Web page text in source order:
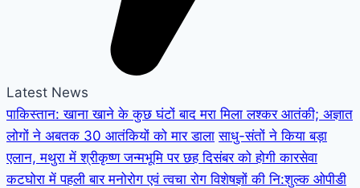
Latest News
पाकिस्तान: खाना खाने के कुछ घंटों बाद मरा मिला लश्कर आतंकी; अज्ञात
लोगों ने अबतक 30 आतंकियों को मार डाला साधु-संतों ने किया बड़ा
एलान, मथुरा में श्रीकृष्ण जन्मभूमि पर छह दिसंबर को होगी कारसेवा
कटघोरा में पहली बार मनोरोग एवं त्वचा रोग विशेषज्ञों की नि:शुल्क ओपीडी